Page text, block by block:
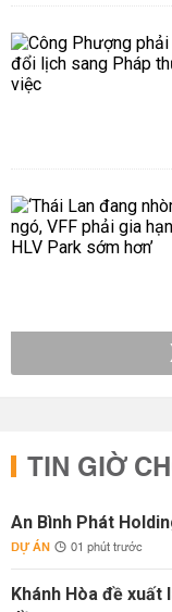
TIN GIỜ
An Bình Phát
DỰ ÁN 01 phút trước
Khánh Hòa đề xuất